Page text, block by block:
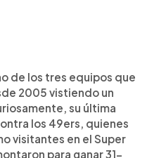
de los tres equipos que
2005 vistiendo un
su última
los 49ers, quienes
visitantes en el Super
para ganar 31-